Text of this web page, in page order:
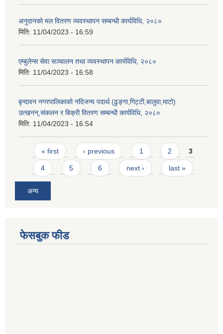
अनुदानको मल वितरण व्यवस्थापन सम्बन्धी कार्यविधि, २०८०
मिति: 11/04/2023 - 16:59
एम्बुलेन्स सेवा सञ्चालन तथा व्यवस्थापन कार्यविधि, २०८०
मिति: 11/04/2023 - 16:58
बृन्दावन नगरपालिकाको नदिजन्य पदार्थ (ढुङ्गा,गिट्टी,बालुवा,माटो)
उत्खनन्,संकलन र बिक्री वितरण सम्बन्धी कार्यविधि, २०८०
मिति: 11/04/2023 - 16:54
Pages
« first ‹ previous 1 2 3
4 5 6 next › last »
अन्य
फेसबुक फीड